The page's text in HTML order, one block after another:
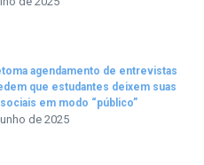
agendamento de entrevistas
que estudantes deixem suas
em modo “público”
de 2025